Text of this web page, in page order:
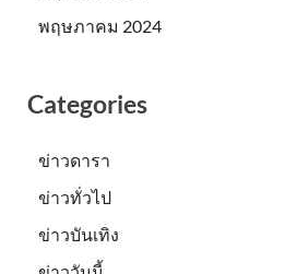
พฤษภาคม 2024
Categories
ข่าวดารา
ข่าวทั่วไป
ข่าวบันเทิง